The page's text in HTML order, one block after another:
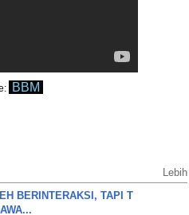
BBM
Lebih
BERINTERAKSI, TAPI T